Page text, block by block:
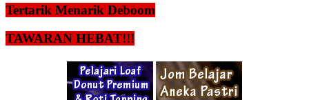
Tertarik Menarik Deboom
TAWARAN HEBAT!!!